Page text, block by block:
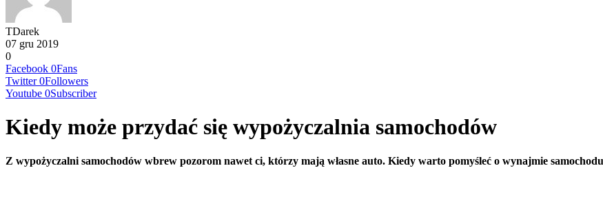
TDarek
07 gru 2019
0
Facebook 0Fans
Twitter 0Followers
Youtube 0Subscriber
Kiedy może przydać się wypożyczalnia samochodów
Z wypożyczalni samochodów wbrew pozorom nawet ci, którzy mają własne auto. Kiedy warto pomyśleć o wynajmie